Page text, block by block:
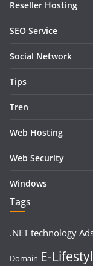
Reseller Hosting
SEO Service
Social Network
Tips
Tren
Web Hosting
Web Security
Windows
Tags
.NET technology
Domain E-